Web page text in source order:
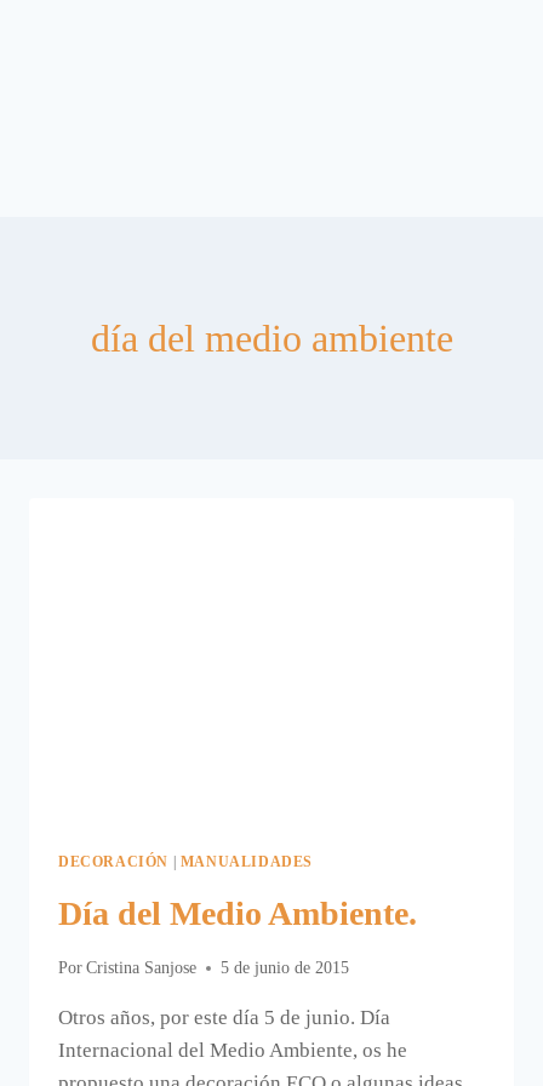
día del medio ambiente
DECORACIÓN | MANUALIDADES
Día del Medio Ambiente.
Por Cristina Sanjose 5 de junio de 2015
Otros años, por este día 5 de junio. Día
Internacional del Medio Ambiente, os he